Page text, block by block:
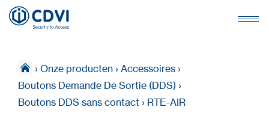
› Onze producten › Accessoires ›
Boutons Demande De Sortie (DDS) ›
Boutons DDS sans contact › RTE-AIR